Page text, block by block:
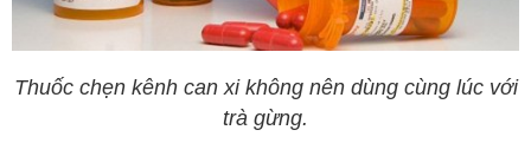
Thuốc chẹn kênh can xi không nên dùng cùng lúc với
trà gừng.